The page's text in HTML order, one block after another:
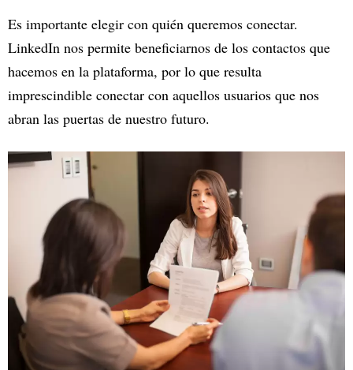
Es importante elegir con quién queremos conectar.
LinkedIn nos permite beneficiarnos de los contactos que
hacemos en la plataforma, por lo que resulta
imprescindible conectar con aquellos usuarios que nos
abran las puertas de nuestro futuro.